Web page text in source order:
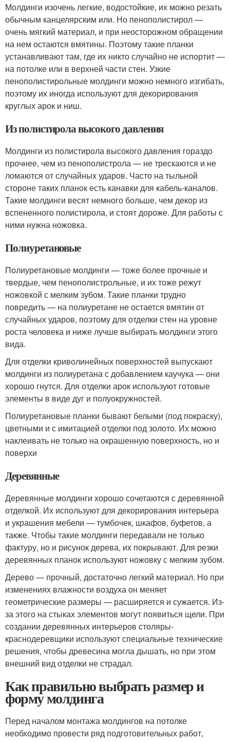
Молдинги изочень легкие, водостойкие, их можно резать
обычным канцелярским или. Но пенополистирол —
очень мягкий материал, и при неосторожном обращении
на нем остаются вмятины. Поэтому такие планки
устанавливают там, где их никто случайно не испортит —
на потолке или в верхней части стен. Узкие
пенополистирольные молдинги можно немного изгибать,
поэтому их иногда используют для декорирования
круглых арок и ниш.
Из полистирола высокого давления
Молдинги из полистирола высокого давления гораздо
прочнее, чем из пенополистрола — не трескаются и не
ломаются от случайных ударов. Часто на тыльной
стороне таких планок есть канавки для кабель-каналов.
Такие молдинги весят немного больше, чем декор из
вспененного полистирола, и стоят дороже. Для работы с
ними нужна ножовка.
Полиуретановые
Полиуретановые молдинги — тоже более прочные и
твердые, чем пенополистрольные, и их тоже режут
ножовкой с мелким зубом. Такие планки трудно
повредить — на полиуретане не остается вмятин от
случайных ударов, поэтому для отделки стен на уровне
роста человека и ниже лучше выбирать молдинги этого
вида.
Для отделки криволинейных поверхностей выпускают
молдинги из полиуретана с добавлением каучука — они
хорошо гнутся. Для отделки арок используют готовые
элементы в виде дуг и полуокружностей.
Полиуретановые планки бывают белыми (под покраску),
цветными и с имитацией отделки под золото. Их можно
наклеивать не только на окрашенную поверхность, но и
поверхи
Деревянные
Деревянные молдинги хорошо сочетаются с деревянной
отделкой. Их используют для декорирования интерьера
и украшения мебели — тумбочек, шкафов, буфетов, а
также. Чтобы такие молдинги передавали не только
фактуру, но и рисунок дерева, их покрывают. Для резки
деревянных планок используют ножовку с мелким зубом.
Дерево — прочный, достаточно легкий материал. Но при
изменениях влажности воздуха он меняет
геометрические размеры — расширяется и сужается. Из-
за этого на стыках элементов могут появиться щели. При
создании деревянных интерьеров столяры-
краснодеревщики используют специальные технические
решения, чтобы древесина могла дышать, но при этом
внешний вид отделки не страдал.
Как правильно выбрать размер и
форму молдинга
Перед началом монтажа молдингов на потолке
необходимо провести ряд подготовительных работ,